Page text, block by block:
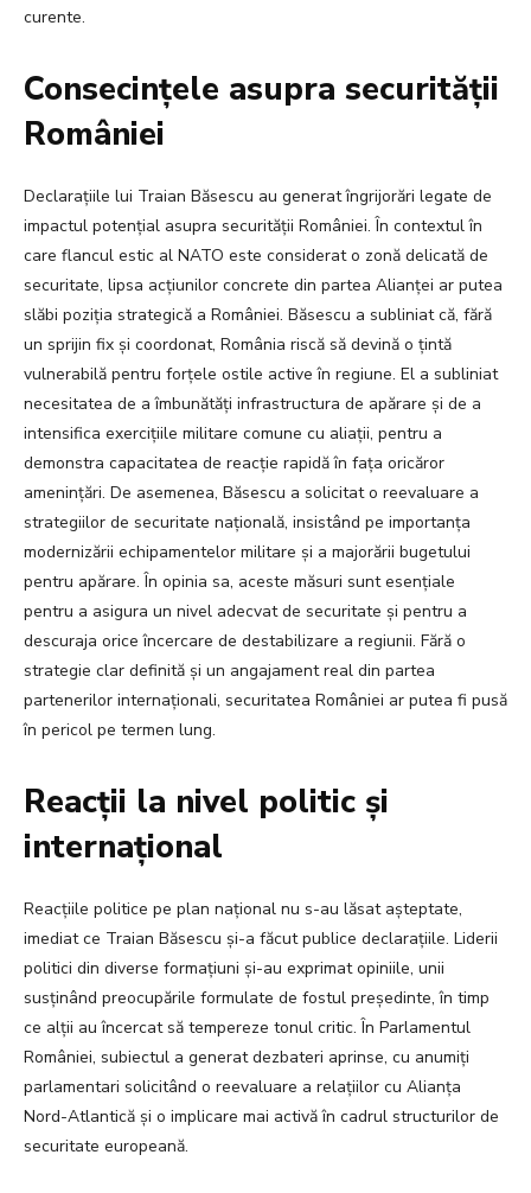
curente.
Consecințele asupra securității
României
Declarațiile lui Traian Băsescu au generat îngrijorări legate de
impactul potențial asupra securității României. În contextul în
care flancul estic al NATO este considerat o zonă delicată de
securitate, lipsa acțiunilor concrete din partea Alianței ar putea
slăbi poziția strategică a României. Băsescu a subliniat că, fără
un sprijin fix și coordonat, România riscă să devină o țintă
vulnerabilă pentru forțele ostile active în regiune. El a subliniat
necesitatea de a îmbunătăți infrastructura de apărare și de a
intensifica exercițiile militare comune cu aliații, pentru a
demonstra capacitatea de reacție rapidă în fața oricăror
amenințări. De asemenea, Băsescu a solicitat o reevaluare a
strategiilor de securitate națională, insistând pe importanța
modernizării echipamentelor militare și a majorării bugetului
pentru apărare. În opinia sa, aceste măsuri sunt esențiale
pentru a asigura un nivel adecvat de securitate și pentru a
descuraja orice încercare de destabilizare a regiunii. Fără o
strategie clar definită și un angajament real din partea
partenerilor internaționali, securitatea României ar putea fi pusă
în pericol pe termen lung.
Reacții la nivel politic și
internațional
Reacțiile politice pe plan național nu s-au lăsat așteptate,
imediat ce Traian Băsescu și-a făcut publice declarațiile. Liderii
politici din diverse formațiuni și-au exprimat opiniile, unii
susținând preocupările formulate de fostul președinte, în timp
ce alții au încercat să tempereze tonul critic. În Parlamentul
României, subiectul a generat dezbateri aprinse, cu anumiți
parlamentari solicitând o reevaluare a relațiilor cu Alianța
Nord-Atlantică și o implicare mai activă în cadrul structurilor de
securitate europeană.